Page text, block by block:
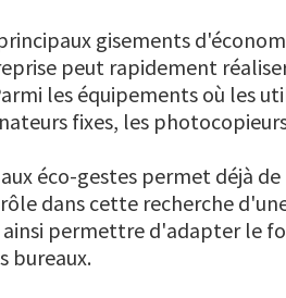
gisements
peut rapidement
les équipements où les
fixes, les
éco-gestes permet déjà
dans cette recherche
permettre d'adapter le
bureaux.